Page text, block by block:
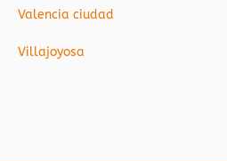
Valencia ciudad
Villajoyosa